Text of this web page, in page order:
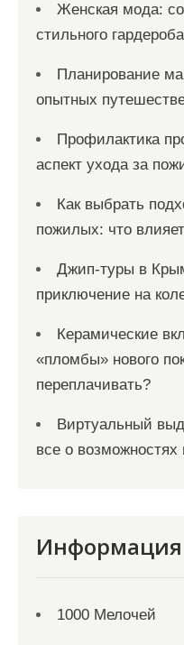
Женская мода:
стильного гардероба
Планирование
опытных
Профилактика
аспект ухода за
Как выбрать
пожилых: что
Джип-туры в
приключение на
Керамические
«пломбы» нового
переплачивать?
Виртуальный
все о
Информация
1000 Мелочей